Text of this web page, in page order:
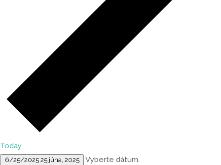
Today
6/25/202525 júna, 2025 Vyberte dátum.